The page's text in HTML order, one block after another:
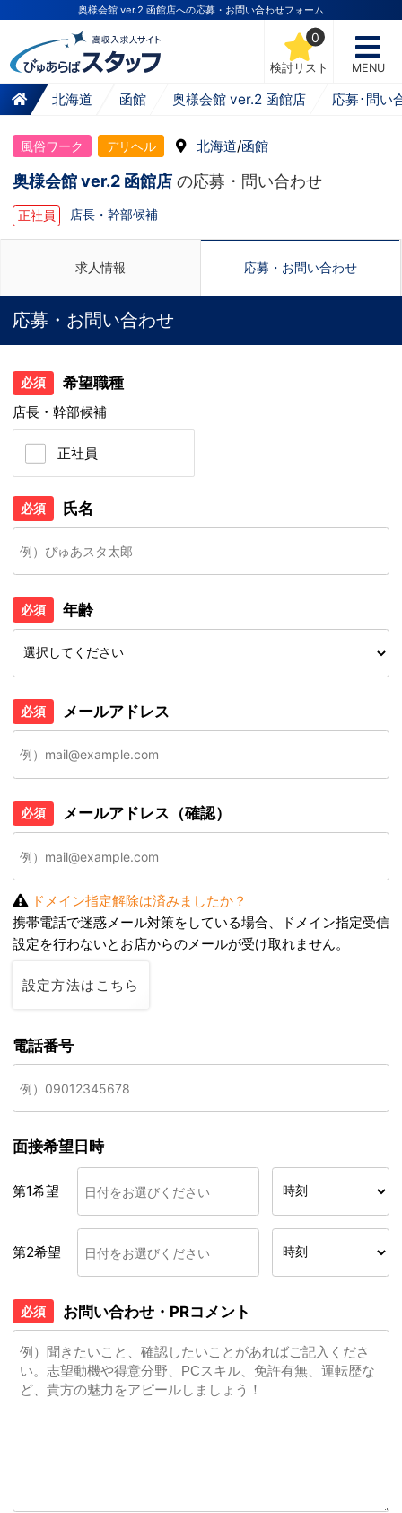
奥様会館 ver.2 函館店への応募・お問い合わせフォーム
検討リスト
0
MENU
北海道 函館 奥様会館 ver.2 函館店 応募･問い
風俗ワーク デリヘル 北海道/函館
奥様会館 ver.2 函館店 の応募・問い合わせ
正社員 店長・幹部候補
求人情報 応募・お問い合わせ
応募・お問い合わせ
必須 希望職種
店長・幹部候補
正社員
必須 氏名
必須 年齢
必須 メールアドレス
必須 メールアドレス（確認）
ドメイン指定解除は済みましたか？
携帯電話で迷惑メール対策をしている場合、ドメイン指定受信
設定を行わないとお店からのメールが受け取れません。
設定方法はこちら
電話番号
面接希望日時
第1希望
第2希望
必須 お問い合わせ・PRコメント